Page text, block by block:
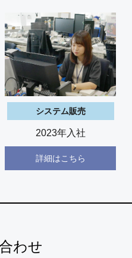
システム販売
2023年入社
詳細はこちら
わせ